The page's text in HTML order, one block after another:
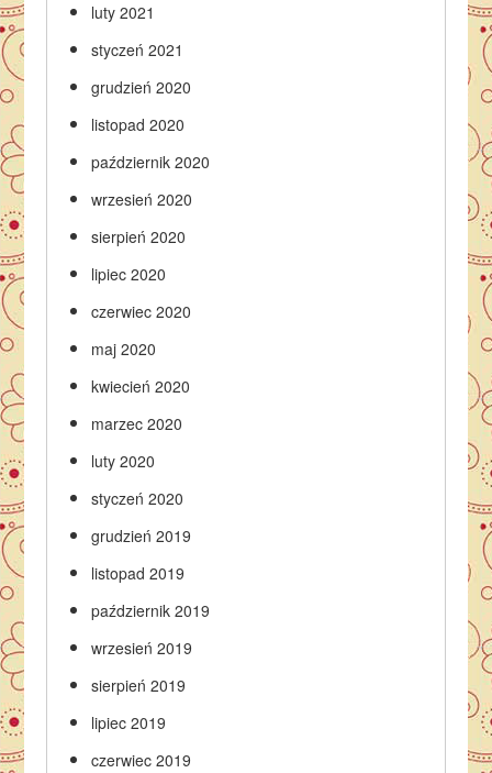
luty 2021
styczeń 2021
grudzień 2020
listopad 2020
październik 2020
wrzesień 2020
sierpień 2020
lipiec 2020
czerwiec 2020
maj 2020
kwiecień 2020
marzec 2020
luty 2020
styczeń 2020
grudzień 2019
listopad 2019
październik 2019
wrzesień 2019
sierpień 2019
lipiec 2019
czerwiec 2019